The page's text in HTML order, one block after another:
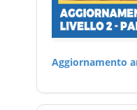
Aggiornamento